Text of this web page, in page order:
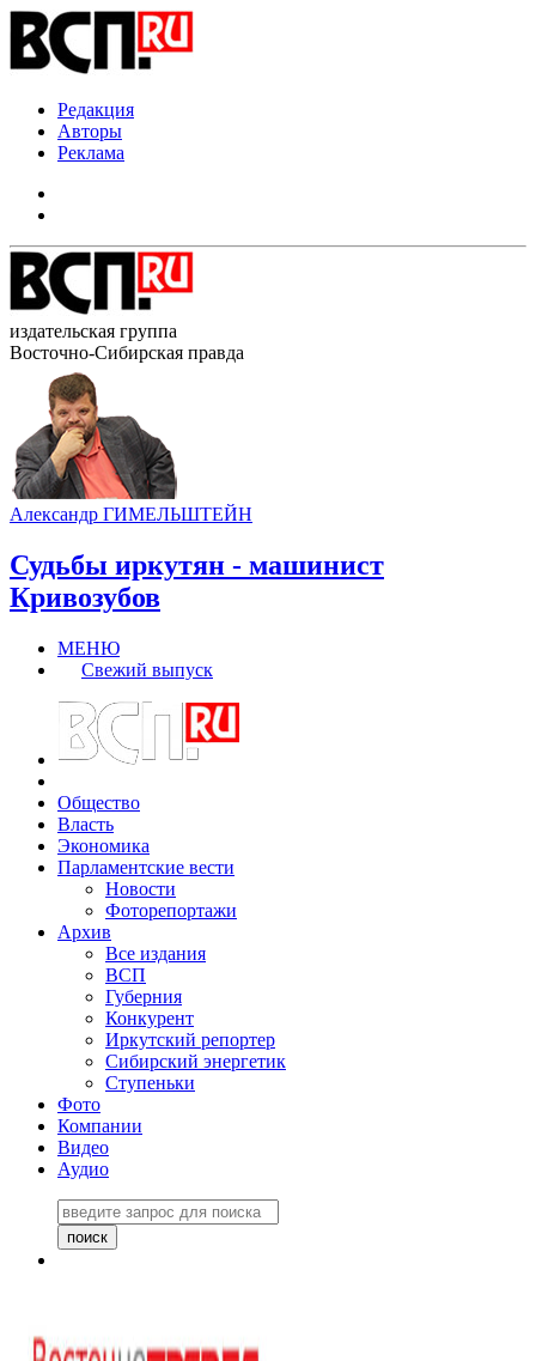
Редакция
Авторы
Реклама
издательская группа
Восточно-Сибирская правда
Александр ГИМЕЛЬШТЕЙН
Судьбы иркутян - машинист
Кривозубов
МЕНЮ
Свежий выпуск
Общество
Власть
Экономика
Парламентские вести
Новости
Фоторепортажи
Архив
Все издания
ВСП
Губерния
Конкурент
Иркутский репортер
Сибирский энергетик
Ступеньки
Фото
Компании
Видео
Аудио